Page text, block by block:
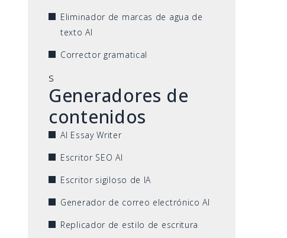
Eliminador de marcas de agua de
texto AI
Corrector gramatical
s
Generadores de
contenidos
AI Essay Writer
Escritor SEO AI
Escritor sigiloso de IA
Generador de correo electrónico AI
Replicador de estilo de escritura